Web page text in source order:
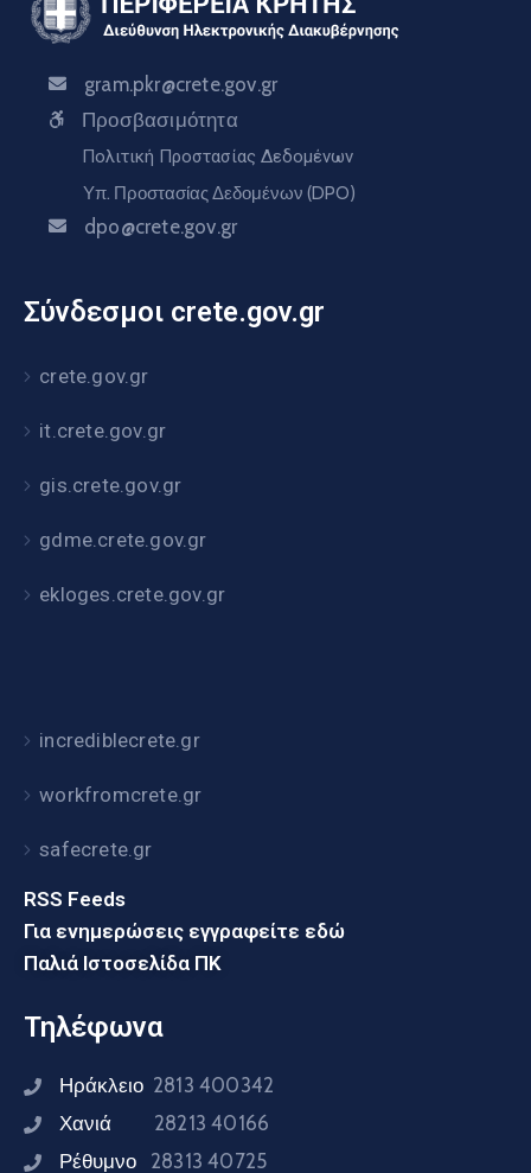
gram.pkr@crete.gov.gr
Προσβασιμότητα
Πολιτική Προστασίας Δεδομένων
Υπ. Προστασίας Δεδομένων (DPO)
dpo@crete.gov.gr
Σύνδεσμοι crete.gov.gr
crete.gov.gr
it.crete.gov.gr
gis.crete.gov.gr
gdme.crete.gov.gr
ekloges.crete.gov.gr
incrediblecrete.gr
workfromcrete.gr
safecrete.gr
RSS Feeds
Για ενημερώσεις εγγραφείτε εδώ
Παλιά Ιστοσελίδα ΠΚ
Τηλέφωνα
Ηράκλειο 2813 400342
Χανιά 28213 40166
Ρέθυμνο 28313 40725